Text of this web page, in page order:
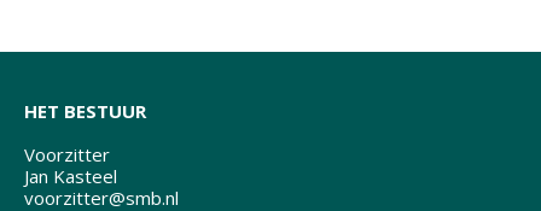
HET BESTUUR
Voorzitter
Jan Kasteel
voorzitter@smb.nl